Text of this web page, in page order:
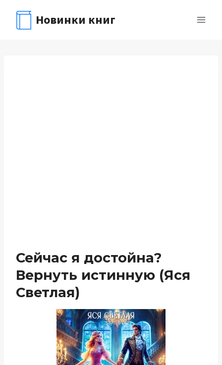
содержимому
Новинки книг
Сейчас я достойна?
Вернуть истинную (Яся
Светлая)